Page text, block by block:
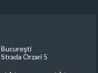
Bucureşti
Strada Orzari 5